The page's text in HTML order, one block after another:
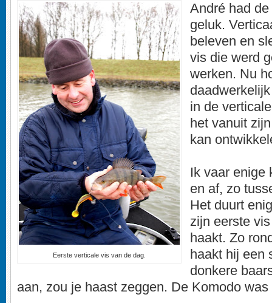
Eerste verticale vis van de dag.
André had
geluk.
beleven en
vis die werd
werken. Nu
in de
het vanuit
kan
Ik vaar enige
en af, zo
Het duurt
zijn eerste
haakt. Zo
haakt hij een
donkere
aan, zou je haast zeggen. De Komodo